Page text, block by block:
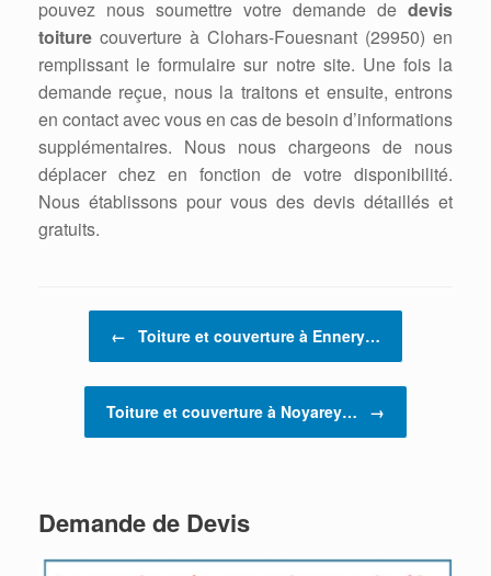
pouvez nous soumettre votre demande de devis
toiture couverture à Clohars-Fouesnant (29950) en
remplissant le formulaire sur notre site. Une fois la
demande reçue, nous la traitons et ensuite, entrons
en contact avec vous en cas de besoin d’informations
supplémentaires. Nous nous chargeons de nous
déplacer chez en fonction de votre disponibilité.
Nous établissons pour vous des devis détaillés et
gratuits.
Post navigation
← Toiture et couverture à Ennery…
Toiture et couverture à Noyarey… →
Demande de Devis